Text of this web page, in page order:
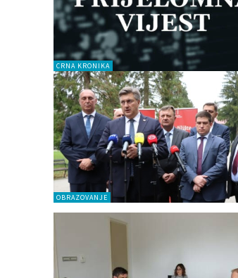
CRNA KRONIKA
OBRAZOVANJE